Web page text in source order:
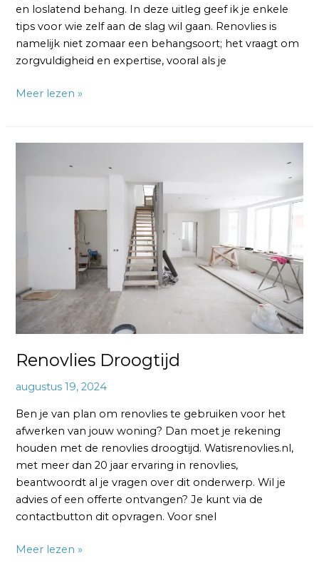
en loslatend behang. In deze uitleg geef ik je enkele
tips voor wie zelf aan de slag wil gaan. Renovlies is
namelijk niet zomaar een behangsoort; het vraagt om
zorgvuldigheid en expertise, vooral als je
Meer lezen »
Renovlies Droogtijd
augustus 19, 2024
Ben je van plan om renovlies te gebruiken voor het
afwerken van jouw woning? Dan moet je rekening
houden met de renovlies droogtijd. Watisrenovlies.nl,
met meer dan 20 jaar ervaring in renovlies,
beantwoordt al je vragen over dit onderwerp. Wil je
advies of een offerte ontvangen? Je kunt via de
contactbutton dit opvragen. Voor snel
Meer lezen »